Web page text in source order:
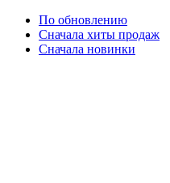
По обновлению
Сначала хиты продаж
Сначала новинки